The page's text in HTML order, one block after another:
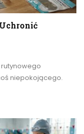
niepokojącego.